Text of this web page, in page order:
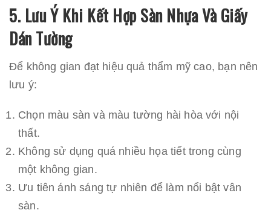
5. Lưu Ý Khi Kết Hợp Sàn Nhựa Và Giấy
Dán Tường
Để không gian đạt hiệu quả thẩm mỹ cao, bạn nên
lưu ý:
Chọn màu sàn và màu tường hài hòa với nội
thất.
Không sử dụng quá nhiều họa tiết trong cùng
một không gian.
Ưu tiên ánh sáng tự nhiên để làm nổi bật vân
sàn.